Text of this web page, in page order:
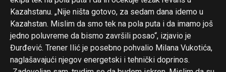
Kazahstanu. „Nije ništa gotovo, za sedam dana idemo u
Kazahstan. Mislim da smo tek na pola puta i da imamo još
jedno poluvreme da bismo završili posao“, izjavio je
Đurđević. Trener Ilić je posebno pohvalio Milana Vukotića,
naglašavajući njegov energetski i tehnički doprinos.